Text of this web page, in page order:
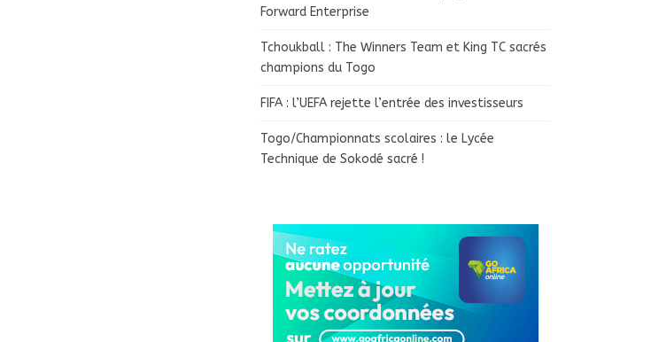
Forward Enterprise
Tchoukball : The Winners Team et King TC sacrés
champions du Togo
FIFA : l’UEFA rejette l’entrée des investisseurs
Togo/Championnats scolaires : le Lycée
Technique de Sokodé sacré !